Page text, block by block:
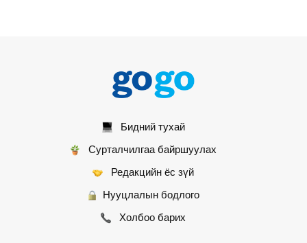
Бидний тухай
Сурталчилгаа байршуулах
Редакцийн ёс зүй
Нууцлалын бодлого
Холбоо барих